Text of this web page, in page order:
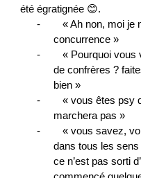
été égratignée 😊.
-        « Ah non, moi je
concurrence »
-        « Pourquoi vous
de confrères ?
bien »
-        « vous êtes psy
marchera pas »
-        « vous savez,
dans tous les
ce n’est pas sorti